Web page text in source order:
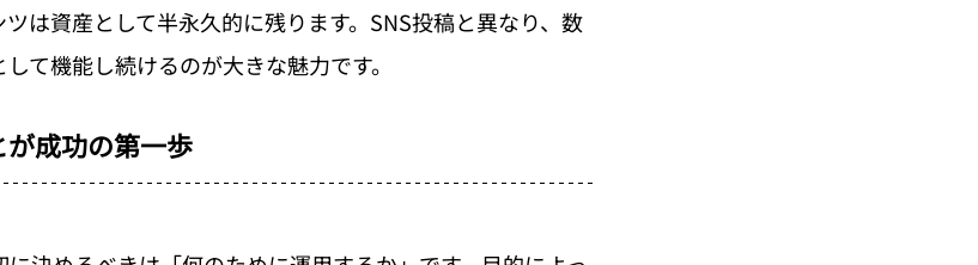
は資産として半永久的に残ります。SNS投稿と異なり、数
て機能し続けるのが大きな魅力です。
成功の第一歩